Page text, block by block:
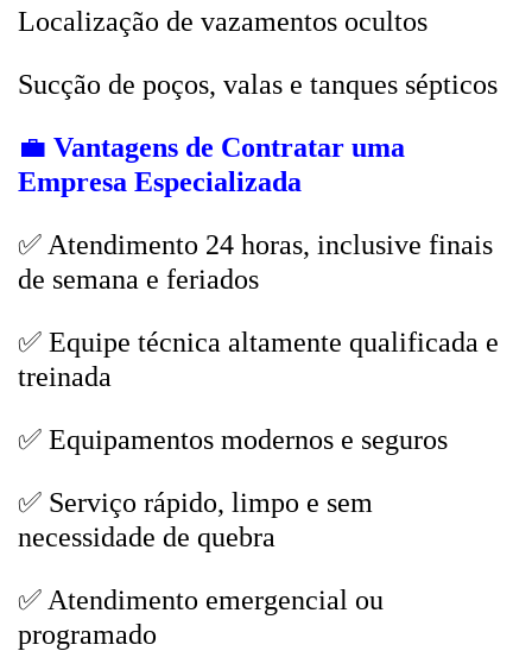
Localização de vazamentos ocultos
Sucção de poços, valas e tanques sépticos
💼 Vantagens de Contratar uma
Empresa Especializada
✅ Atendimento 24 horas, inclusive finais
de semana e feriados
✅ Equipe técnica altamente qualificada e
treinada
✅ Equipamentos modernos e seguros
✅ Serviço rápido, limpo e sem
necessidade de quebra
✅ Atendimento emergencial ou
programado